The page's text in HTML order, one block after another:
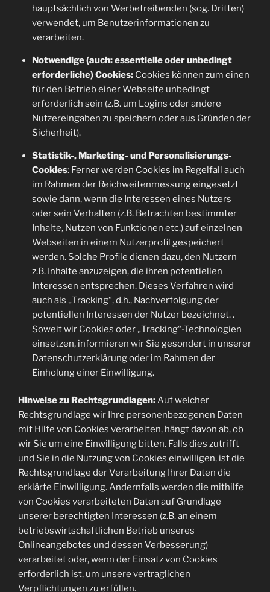
hauptsächlich von Werbetreibenden (sog. Dritten)
verwendet, um Benutzerinformationen zu
verarbeiten.
Notwendige (auch: essentielle oder unbedingt
erforderliche) Cookies:Cookies können zum einen
für den Betrieb einer Webseite unbedingt
erforderlich sein (z.B. um Logins oder andere
Nutzereingaben zu speichern oder aus Gründen der
Sicherheit).
Statistik-, Marketing- und Personalisierungs-
Cookies: Ferner werden Cookies im Regelfall auch
im Rahmen der Reichweitenmessung eingesetzt
sowie dann, wenn die Interessen eines Nutzers
oder sein Verhalten (z.B. Betrachten bestimmter
Inhalte, Nutzen von Funktionen etc.) auf einzelnen
Webseiten in einem Nutzerprofil gespeichert
werden. Solche Profile dienen dazu, den Nutzern
z.B. Inhalte anzuzeigen, die ihren potentiellen
Interessen entsprechen. Dieses Verfahren wird
auch als „Tracking“, d.h., Nachverfolgung der
potentiellen Interessen der Nutzer bezeichnet. .
Soweit wir Cookies oder „Tracking“-Technologien
einsetzen, informieren wir Sie gesondert in unserer
Datenschutzerklärung oder im Rahmen der
Einholung einer Einwilligung.
Hinweise zu Rechtsgrundlagen:Auf welcher
Rechtsgrundlage wir Ihre personenbezogenen Daten
mit Hilfe von Cookies verarbeiten, hängt davon ab, ob
wir Sie um eine Einwilligung bitten. Falls dies zutrifft
und Sie in die Nutzung von Cookies einwilligen, ist die
Rechtsgrundlage der Verarbeitung Ihrer Daten die
erklärte Einwilligung. Andernfalls werden die mithilfe
von Cookies verarbeiteten Daten auf Grundlage
unserer berechtigten Interessen (z.B. an einem
betriebswirtschaftlichen Betrieb unseres
Onlineangebotes und dessen Verbesserung)
verarbeitet oder, wenn der Einsatz von Cookies
erforderlich ist, um unsere vertraglichen
Verpflichtungen zu erfüllen.